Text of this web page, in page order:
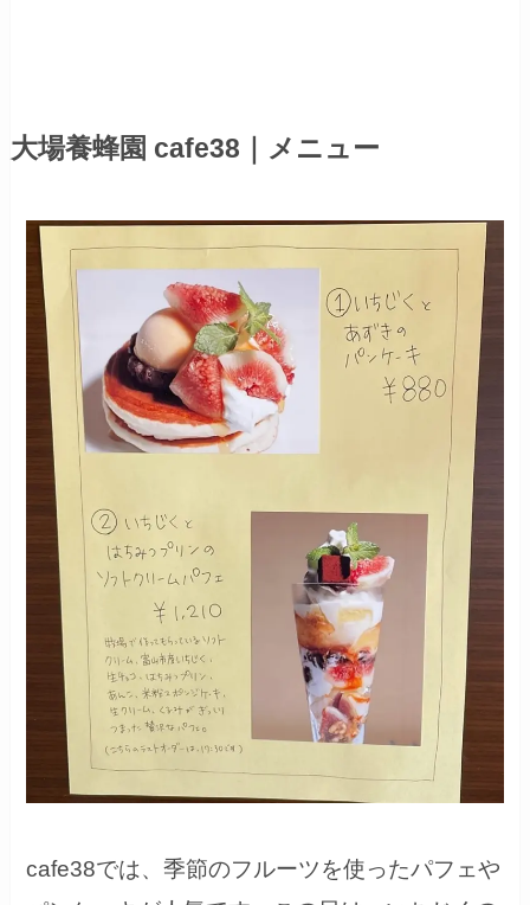
大場養蜂園 cafe38｜メニュー
cafe38では、季節のフルーツを使ったパフェや